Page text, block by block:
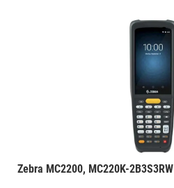
Zebra MC2200, MC220K-2B3S3RW